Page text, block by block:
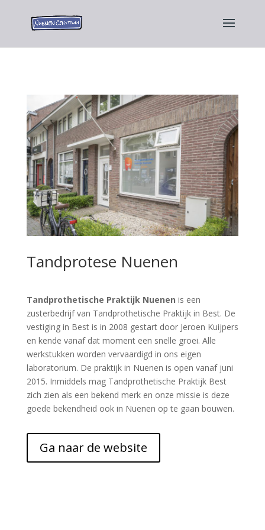
Tandprotese Nuenen
Tandprothetische Praktijk Nuenen is een
zusterbedrijf van Tandprothetische Praktijk in Best. De
vestiging in Best is in 2008 gestart door Jeroen Kuijpers
en kende vanaf dat moment een snelle groei. Alle
werkstukken worden vervaardigd in ons eigen
laboratorium. De praktijk in Nuenen is open vanaf juni
2015. Inmiddels mag Tandprothetische Praktijk Best
zich zien als een bekend merk en onze missie is deze
goede bekendheid ook in Nuenen op te gaan bouwen.
Ga naar de website